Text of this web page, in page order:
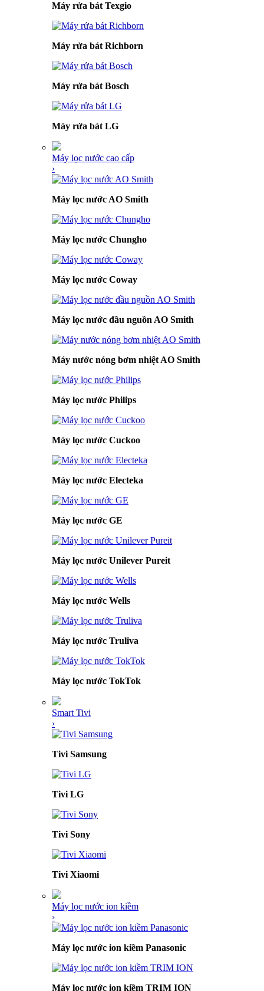
Máy rửa bát Texgio
Máy rửa bát Richborn
Máy rửa bát Bosch
Máy rửa bát LG
Máy lọc nước cao cấp
›
Máy lọc nước AO Smith
Máy lọc nước Chungho
Máy lọc nước Coway
Máy lọc nước đầu nguồn AO Smith
Máy nước nóng bơm nhiệt AO Smith
Máy lọc nước Philips
Máy lọc nước Cuckoo
Máy lọc nước Electeka
Máy lọc nước GE
Máy lọc nước Unilever Pureit
Máy lọc nước Wells
Máy lọc nước Truliva
Máy lọc nước TokTok
Smart Tivi
›
Tivi Samsung
Tivi LG
Tivi Sony
Tivi Xiaomi
Máy lọc nước ion kiềm
›
Máy lọc nước ion kiềm Panasonic
Máy lọc nước ion kiềm TRIM ION